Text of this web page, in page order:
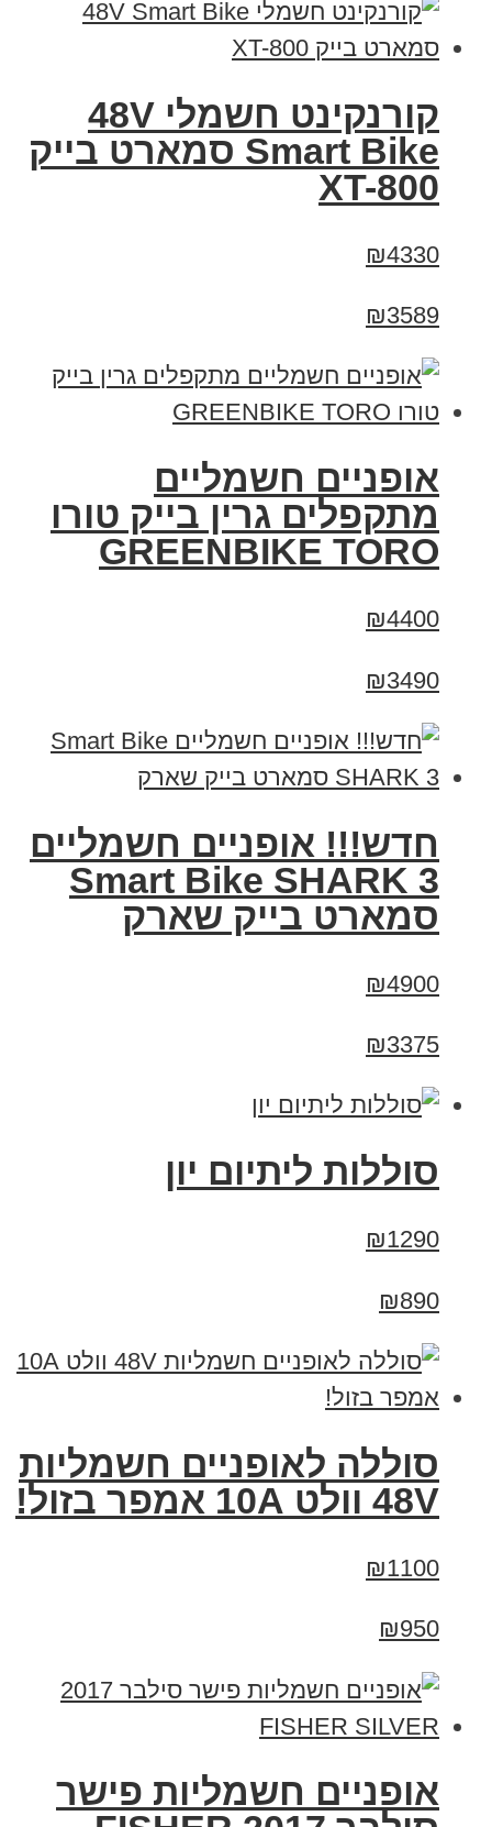
קורנקינט חשמלי 48V
Smart Bike סמארט בייק
XT-800
₪4330
₪3589
אופניים חשמליים
מתקפלים גרין בייק טורו
GREENBIKE TORO
₪4400
₪3490
חדש!!! אופניים חשמליים
Smart Bike SHARK 3
סמארט בייק שארק
₪4900
₪3375
סוללות ליתיום יון
₪1290
₪890
סוללה לאופניים חשמליות
48V וולט 10A אמפר בזול!
₪1100
₪950
אופניים חשמליות פישר